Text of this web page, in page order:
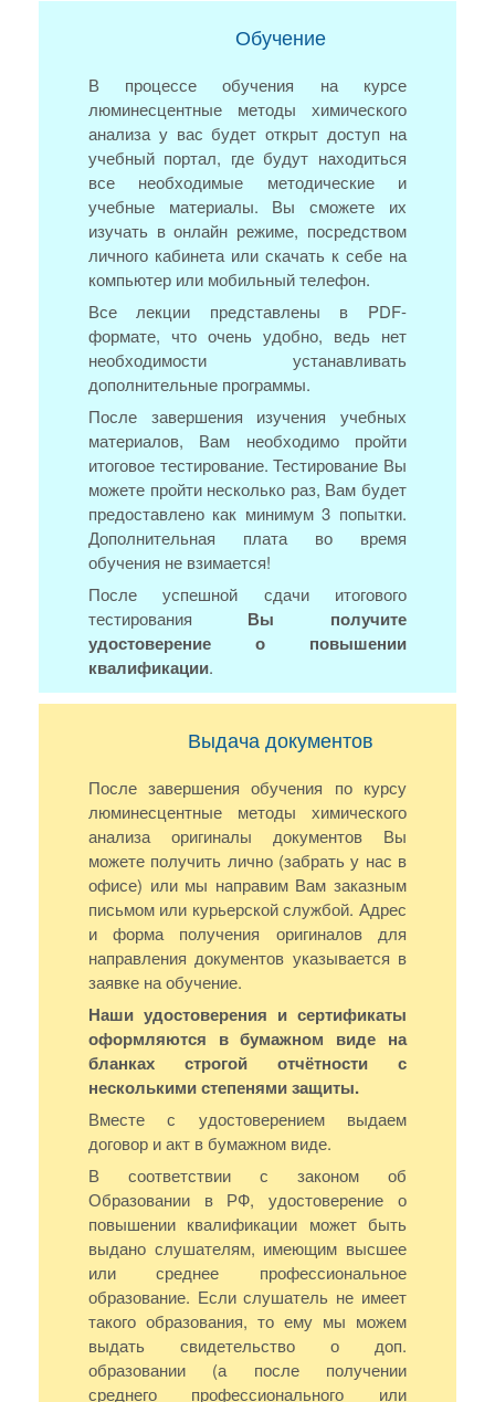
Обучение
В процессе обучения на курсе
люминесцентные методы химического
анализа у вас будет открыт доступ на
учебный портал, где будут находиться
все необходимые методические и
учебные материалы. Вы сможете их
изучать в онлайн режиме, посредством
личного кабинета или скачать к себе на
компьютер или мобильный телефон.
Все лекции представлены в PDF-
формате, что очень удобно, ведь нет
необходимости устанавливать
дополнительные программы.
После завершения изучения учебных
материалов, Вам необходимо пройти
итоговое тестирование. Тестирование Вы
можете пройти несколько раз, Вам будет
предоставлено как минимум 3 попытки.
Дополнительная плата во время
обучения не взимается!
После успешной сдачи итогового
тестирования Вы получите
удостоверение о повышении
квалификации.
Выдача документов
После завершения обучения по курсу
люминесцентные методы химического
анализа оригиналы документов Вы
можете получить лично (забрать у нас в
офисе) или мы направим Вам заказным
письмом или курьерской службой. Адрес
и форма получения оригиналов для
направления документов указывается в
заявке на обучение.
Наши удостоверения и сертификаты
оформляются в бумажном виде на
бланках строгой отчётности с
несколькими степенями защиты.
Вместе с удостоверением выдаем
договор и акт в бумажном виде.
В соответствии с законом об
Образовании в РФ, удостоверение о
повышении квалификации может быть
выдано слушателям, имеющим высшее
или среднее профессиональное
образование. Если слушатель не имеет
такого образования, то ему мы можем
выдать свидетельство о доп.
образовании (а после получении
среднего профессионального или